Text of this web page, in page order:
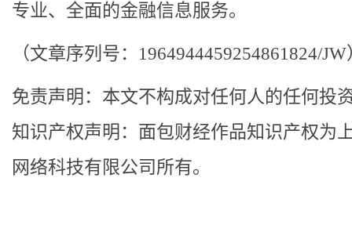
专业、全面的金融信息服务。
（文章序列号：1964944459254861824/JW
免责声明：本文不构成对任何人的任何投
知识产权声明：面包财经作品知识产权为
网络科技有限公司所有。